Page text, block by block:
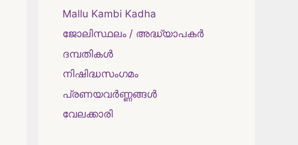
Mallu Kambi Kadha
ജോലിസ്ഥലം / അദ്ധ്യാപകർ
ദമ്പതികള്‍
നിഷിദ്ധസംഗമം
പ്രണയവർണ്ണങ്ങൾ
വേലക്കാരി